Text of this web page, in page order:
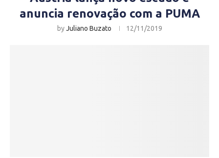
anuncia renovação com a PUMA
byJuliano Buzato 12/11/2019